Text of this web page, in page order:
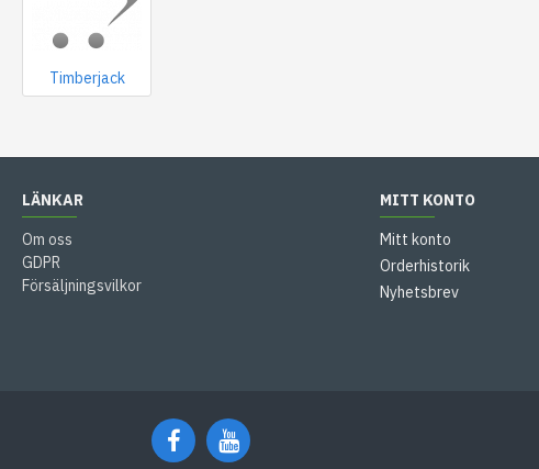
Timberjack
LÄNKAR
Om oss
GDPR
Försäljningsvilkor
MITT KONTO
Mitt konto
Orderhistorik
Nyhetsbrev